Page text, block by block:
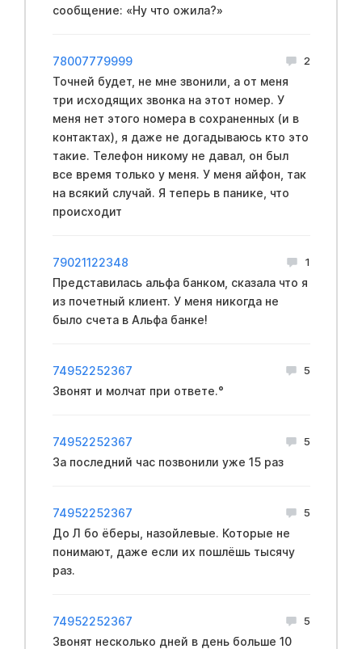
сообщение: «Ну что ожила?»
78007779999 2
Точней будет, не мне звонили, а от меня
три исходящих звонка на этот номер. У
меня нет этого номера в сохраненных (и в
контактах), я даже не догадываюсь кто это
такие. Телефон никому не давал, он был
все время только у меня. У меня айфон, так
на всякий случай. Я теперь в панике, что
происходит
79021122348 1
Представилась альфа банком, сказала что я
из почетный клиент. У меня никогда не
было счета в Альфа банке!
74952252367 5
Звонят и молчат при ответе.°
74952252367 5
За последний час позвонили уже 15 раз
74952252367 5
До Л бо ёберы, назойлевые. Которые не
понимают, даже если их пошлёшь тысячу
раз.
74952252367 5
Звонят несколько дней в день больше 10